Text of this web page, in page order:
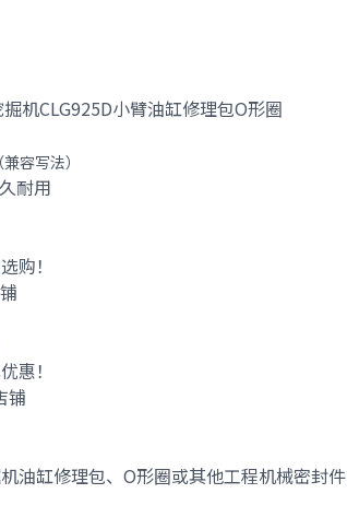
机CLG925D小臂油缸修理包O形圈
（兼容写法）
耐用
购！
惠！
铺
油缸修理包、 O形圈或其他工程机械密封件